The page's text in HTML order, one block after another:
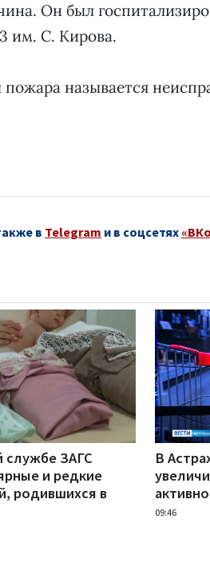
Он был
им. С. Кирова.
называется
в Telegram и в соцсетях
службе ЗАГС
и редкие
родившихся в
В
09:46